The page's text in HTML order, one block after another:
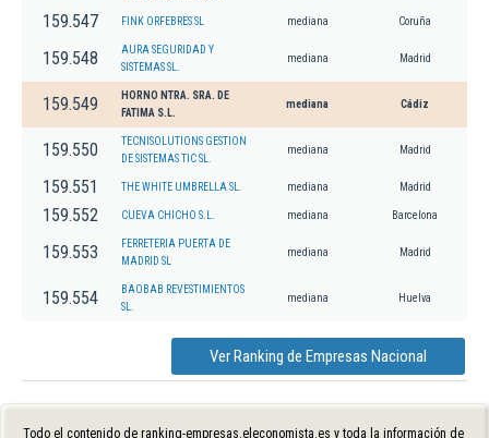
159.547 FINK ORFEBRES SL mediana Coruña
159.548
AURA SEGURIDAD Y
SISTEMAS SL.
mediana Madrid
159.549
HORNO NTRA. SRA. DE
FATIMA S.L.
mediana Cádiz
159.550
TECNISOLUTIONS GESTION
DE SISTEMAS TIC SL.
mediana Madrid
159.551 THE WHITE UMBRELLA SL. mediana Madrid
159.552 CUEVA CHICHO S.L. mediana Barcelona
159.553
FERRETERIA PUERTA DE
MADRID SL
mediana Madrid
159.554
BAOBAB REVESTIMIENTOS
SL.
mediana Huelva
Ver Ranking de Empresas Nacional
Todo el contenido de ranking-empresas.eleconomista.es y toda la información de